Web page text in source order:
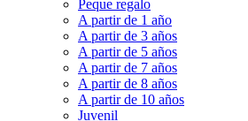
Peque regalo
A partir de 1 año
A partir de 3 años
A partir de 5 años
A partir de 7 años
A partir de 8 años
A partir de 10 años
Juvenil